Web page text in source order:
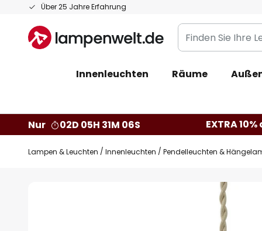
Über 25 Jahre Erfahrung
Zum
springen
Finden
Sie
Leuchte...
Innenleuchten Räume
Nur
02D 05H 31M 05S EXTRA
Lampen & Leuchten Innenleuchten Pendelleuchten &